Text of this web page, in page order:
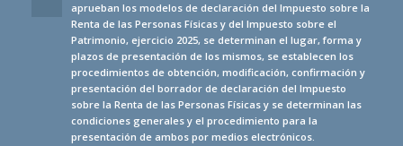
aprueban los modelos de declaración del Impuesto sobre la
Renta de las Personas Físicas y del Impuesto sobre el
Patrimonio, ejercicio 2025, se determinan el lugar, forma y
plazos de presentación de los mismos, se establecen los
procedimientos de obtención, modificación, confirmación y
presentación del borrador de declaración del Impuesto
sobre la Renta de las Personas Físicas y se determinan las
condiciones generales y el procedimiento para la
presentación de ambos por medios electrónicos.